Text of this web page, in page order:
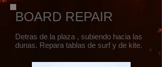
BOARD REPAIR​​​​​​​​​​
Detras de la plaza , subiendo hacia las
dunas. Repara tablas de surf y de kite.